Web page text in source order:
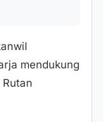
mendukung